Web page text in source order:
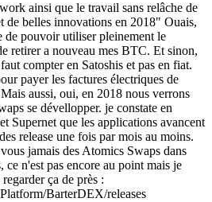
ainsi que le travail sans relâche de
de belles innovations en 2018" Ouais,
de pouvoir utiliser pleinement le
retirer a nouveau mes BTC. Et sinon,
compter en Satoshis et pas en fiat.
payer les factures électriques de
aussi, oui, en 2018 nous verrons
se dévellopper. je constate en
Supernet que les applications avancent
release une fois par mois au moins.
jamais des Atomics Swaps dans
ce n'est pas encore au point mais je
ça de près :
BarterDEX/releases